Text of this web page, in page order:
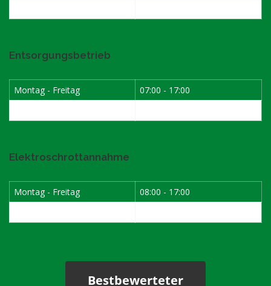
Entsorgungsbetrieb
Montag - Freitag
07:00 - 17:00
Elektroschrottannahme
Montag - Freitag
08:00 - 17:00
Bestbewerteter